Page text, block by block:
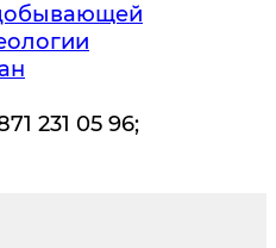
231 05 96;